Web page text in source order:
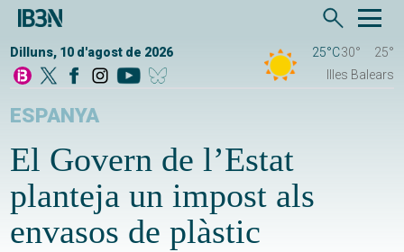
Dilluns, 10 d'agost de 2026 25°C30°
25°
Illes Balears
ESPANYA
El Govern de l’Estat
planteja un impost als
envasos de plàstic